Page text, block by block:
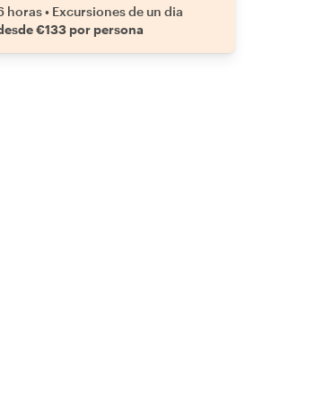
horas• Excursiones de un dia
€133 por persona